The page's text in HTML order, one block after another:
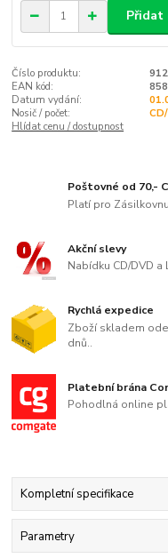
Přidat
Číslo produktu:
EAN kód:
Datum vydání:
Nosič / počet:
Hlídat cenu / dostupnost
Poštovné od 70,-
Platí pro
Akční slevy
Nabídku CD/DVD
Rychlá expedice
Zboží skladem
dnů..
Platební brána
Pohodlná online
Kompletní specifikace
Parametry